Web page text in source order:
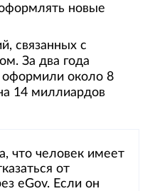
новые
связанных с
За два года
около 8
14 миллиардов
что человек имеет
от
eGov. Если он